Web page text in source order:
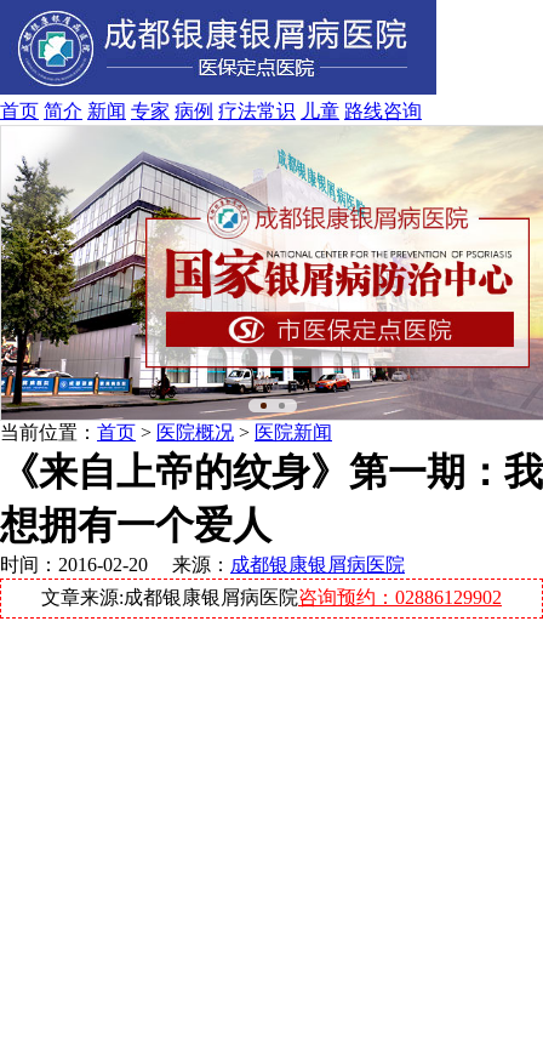
首页 简介 新闻 专家 病例 疗法常识 儿童 路线咨询
当前位置： 首页 > 医院概况 > 医院新闻
《来自上帝的纹身》第一期：我
想拥有一个爱人
时间：2016-02-20 来源： 成都银康银屑病医院
文章来源:成都银康银屑病医院咨询预约：02886129902